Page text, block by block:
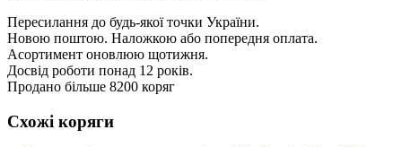
Пересилання до будь-якої точки України.
Новою поштою. Наложкою або попередня оплата.
Асортимент оновлюю щотижня.
Досвід роботи понад 12 років.
Продано більше 8200 коряг
Схожі коряги